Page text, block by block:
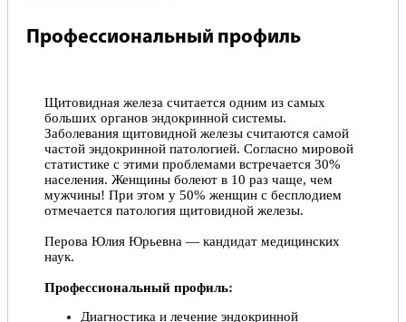
Профессиональный профиль
Щитовидная железа считается одним из самых
больших органов эндокринной системы.
Заболевания щитовидной железы считаются самой
частой эндокринной патологией. Согласно мировой
статистике с этими проблемами встречается 30%
населения. Женщины болеют в 10 раз чаще, чем
мужчины! При этом у 50% женщин с бесплодием
отмечается патология щитовидной железы.
Перова Юлия Юрьевна — кандидат медицинских
наук.
Профессиональный профиль:
Диагностика и лечение эндокринной